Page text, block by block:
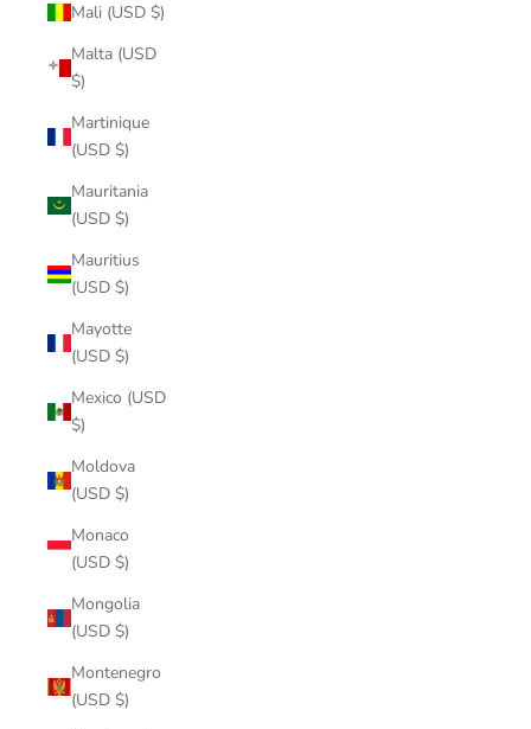
Mali (USD $)
Malta (USD
$)
Martinique
(USD $)
Mauritania
(USD $)
Mauritius
(USD $)
Mayotte
(USD $)
Mexico (USD
$)
Moldova
(USD $)
Monaco
(USD $)
Mongolia
(USD $)
Montenegro
(USD $)